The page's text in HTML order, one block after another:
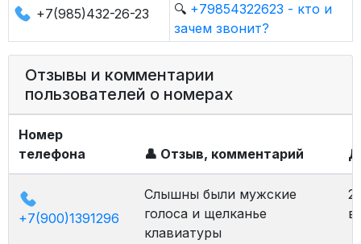
+7(985)432-26-23
🔍 +79854322623 - кто и
зачем звонит?
Отзывы и комментарии
пользователей о номерах
Номер
телефона
👤 Отзыв, комментарий
+7(900)1391296
Слышны были мужские
голоса и щелканье
клавиатуры
в